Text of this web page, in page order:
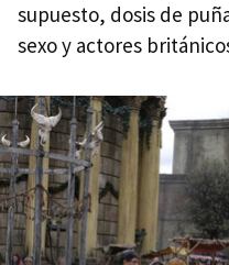
supuesto, dosis de
sexo y actores